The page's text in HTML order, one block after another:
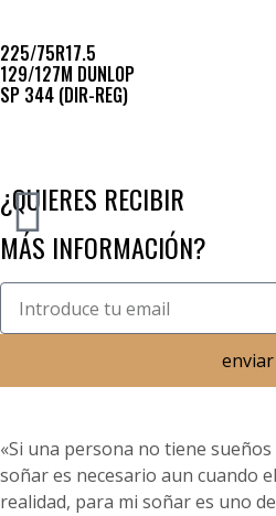
225/75R17.5
129/127M DUNLOP
SP 344 (DIR-REG)
¿QUIERES RECIBIR
MÁS INFORMACIÓN?
enviar
«Si una persona no tiene
soñar es necesario aun cuando
realidad, para mi soñar es uno